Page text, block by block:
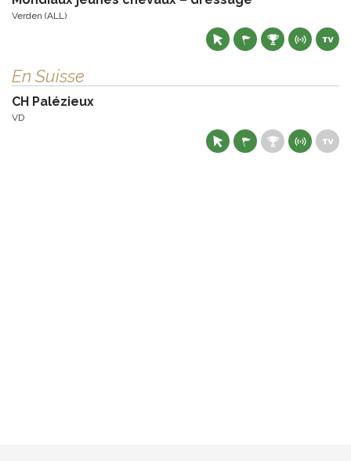
Verden (ALL)
En Suisse
CH Palézieux
VD